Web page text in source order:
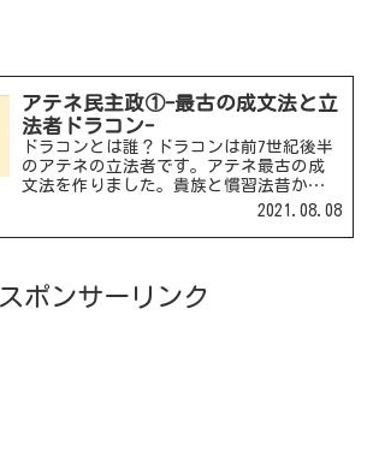
アテネ民主政①-最古の成文法と立
法者ドラコン-
ドラコンとは誰？ドラコンは前7世紀後半
のアテネの立法者です。アテネ最古の成
文法を作りました。貴族と慣習法昔から
口承で伝わっていた慣習法で法運用がア
め、貴族が立場を利用し、都合のいい法
2021.08.08
スポンサーリンク